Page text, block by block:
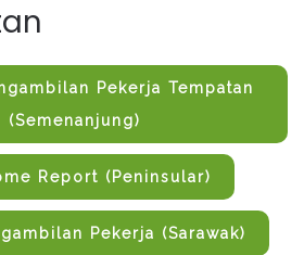
Pekerja Tempatan
(Semenanjung)
Report (Peninsular)
Pekerja (Sarawak)